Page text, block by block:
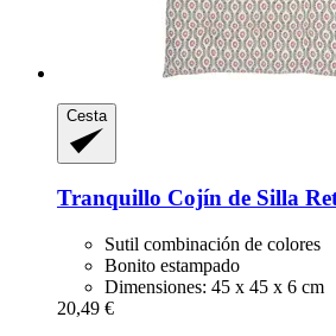
Cesta
Tranquillo Cojín de Silla
Sutil combinación de colores
Bonito estampado
Dimensiones: 45 x 45 x 6 cm
20,49 €